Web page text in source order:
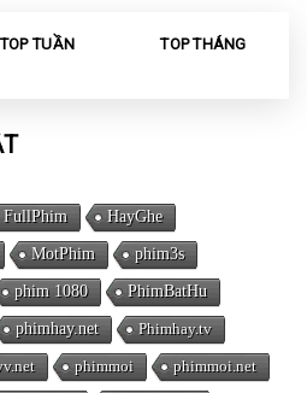
TOP TUẦN TOP THÁNG
FullPhim HayGhe
MotPhim phim3s
phim 1080 PhimBatHu
phimhay.net Phimhay.tv
phimmoi phimmoi.net